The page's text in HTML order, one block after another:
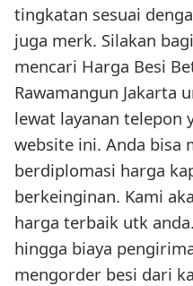
tingkatan sesuai
juga merk. Silakan
mencari Harga Besi
Rawamangun Jakarta
lewat layanan telepon
website ini. Anda bisa
berdiplomasi harga
berkeinginan. Kami
harga terbaik utk
hingga biaya
mengorder besi dari